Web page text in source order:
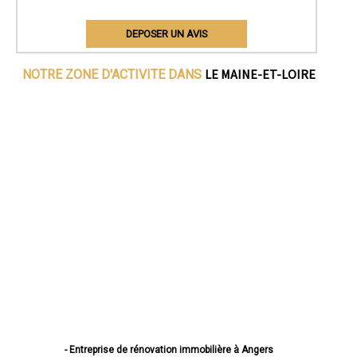
DEPOSER UN AVIS
NOTRE ZONE D'ACTIVITE DANS LE MAINE-ET-LOIRE
- Entreprise de rénovation immobilière à Angers